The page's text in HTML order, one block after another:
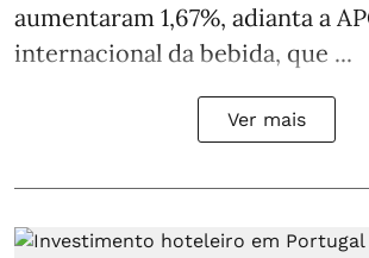
aumentaram 1,67%, adianta a
internacional da bebida, que ...
Ver mais